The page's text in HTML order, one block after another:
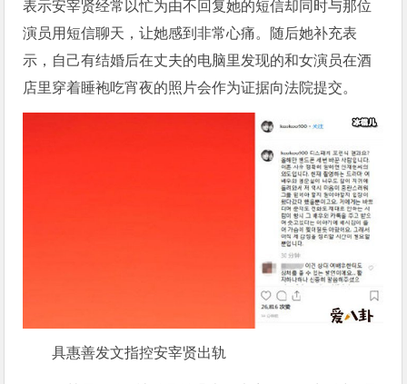
表示安宰贤经常以忙为由不回复她的短信却同时与那位
演员用短信聊天，让她感到非常心痛。随后她补充表
示，自己有结婚后在丈夫的电脑里发现的和女演员在酒
店里穿着睡袍吃宵夜的照片会作为证据向法院提交。
具惠善发文指控安宰贤出轨